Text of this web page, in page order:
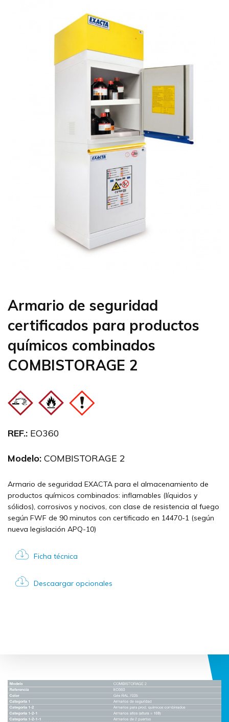
Armario de seguridad
certificados para productos
químicos combinados
COMBISTORAGE 2
REF.: EO360
Modelo: COMBISTORAGE 2
Armario de seguridad EXACTA para el almacenamiento de
productos químicos combinados: inflamables (líquidos y
sólidos), corrosivos y nocivos, con clase de resistencia al fuego
según FWF de 90 minutos con certificado en 14470-1 (según
nueva legislación APQ-10)
Ficha técnica
Descaargar opcionales